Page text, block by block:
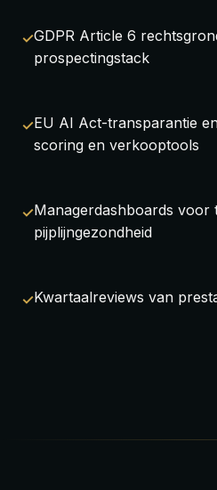
GDPR Article 6
prospectingstack
EU AI Act-transparantie
scoring en verkooptools
Managerdashboards voor
pijplijngezondheid
Kwartaalreviews van